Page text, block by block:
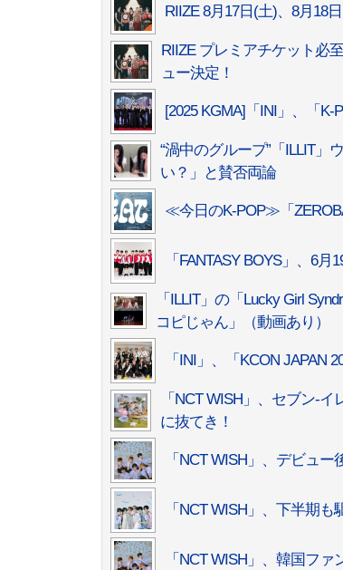
RIIZE 8月17日(土)、8月18
RIIZE プレミアチケット必
ュー決定！
[2025 KGMA]「INI」、「
“渦中のグループ”「ILLIT
い？」と賛否両論
≪今日のK-POP≫「
「FANTASY BOYS」、6
「ILLIT」の「Lucky Girl
コピじゃん」（動画あり）
「INI」、「KCON
「NCT WISH」、セブン‐
に抜てき！
「NCT WISH」、デビュ
「NCT WISH」、下半期
「NCT WISH」、韓国フ